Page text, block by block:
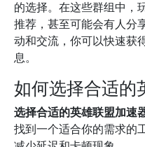
的选择。在这些群组中，
推荐，甚至可能会有人分
动和交流，你可以快速获
息。
如何选择合适的
选择合适的英雄联盟加速
找到一个适合你的需求的